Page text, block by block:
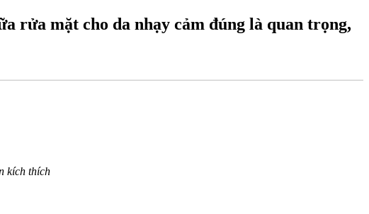
rửa mặt cho da nhạy cảm đúng là quan trọng,
kích thích